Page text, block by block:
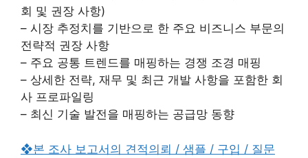
회 및 권장 사항)
– 시장 추정치를 기반으로 한 주요 비즈니스 부문의
전략적 권장 사항
– 주요 공통 트렌드를 매핑하는 경쟁 조경 매핑
– 상세한 전략, 재무 및 최근 개발 사항을 포함한 회
사 프로파일링
– 최신 기술 발전을 매핑하는 공급망 동향
❖본 조사 보고서의 견적의뢰 / 샘플 / 구입 / 질문